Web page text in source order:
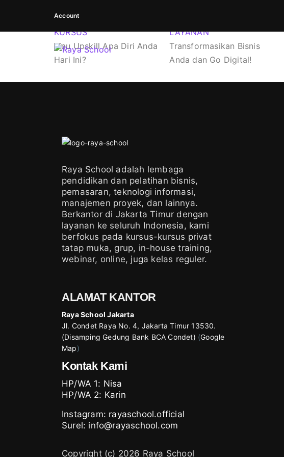
Account
KURSUS
Mau Upskill Apa Diri Anda
Hari Ini?
LAYANAN
Transformasikan Bisnis
Anda dan Go Digital!
Raya School adalah lembaga
pendidikan dan pelatihan bisnis,
pemasaran, teknologi informasi,
manajemen proyek, dan lainnya.
Berkantor di Jakarta Timur dengan
layanan ke seluruh Indonesia, kami
berfokus pada kursus-kursus privat
tatap muka, grup, in-house training,
webinar, online, juga kelas reguler.
ALAMAT KANTOR
Raya School Jakarta
Jl. Condet Raya No. 4, Jakarta Timur 13530.
(Disamping Gedung Bank BCA Condet) (Google
Map)
Kontak Kami
HP/WA 1: Nisa
HP/WA 2: Karin
Instagram: rayaschool.official
Surel: info@rayaschool.com
Copyright (c) 2026 Raya School